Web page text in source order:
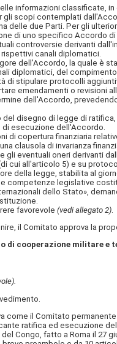
informazioni classificate,
scopi contemplati
delle due Parti. Per gli
di uno specifico Accordo
controversie derivanti
canali diplomatici.
dell'Accordo, la quale è
diplomatici, del
stipulare protocolli
emendamenti o revisioni
dell'Accordo,
disegno di legge di
di esecuzione dell'Accordo.
di copertura finanziaria
clausola di invarianza
gli eventuali oneri derivanti
cui all'articolo 5) e su
della legge, stabilita al
legislative
delloStato»,
favorevole(vedi allegato 2)
il Comitato approva la
di cooperazione militare e
come il Comitato
ratifica ed esecuzione
Congo, fatto a Roma il 27